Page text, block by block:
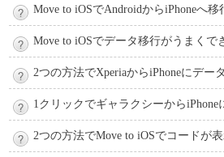
Move to iOSでAndroidからiPhoneへ
Move to iOSでデータ移行がうまくで
2つの方法でXperiaからiPhoneにデー
1クリックでギャラクシーからiPhone
2つの方法でMove to iOSでコードが